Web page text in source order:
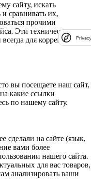
сайту, искать
сравнивать их,
прочими
Эти технические
для корректной
вы посещаете наш сайт,
какие ссылки
по нашему сайту.
сделали на сайте (язык,
вами более
нашего сайта.
для вас товаров,
анализировать ваши